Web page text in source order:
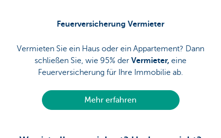
Feuerversicherung Vermieter
Vermieten Sie ein Haus oder ein Appartement? Dann
schließen Sie, wie 95% der Vermieter, eine
Feuerversicherung für Ihre Immobilie ab.
Mehr erfahren